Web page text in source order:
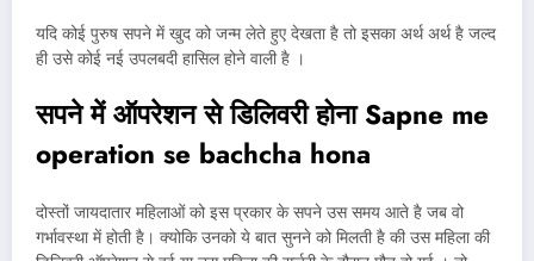
यदि कोई पुरुष सपने में खुद को जन्म लेते हुए देखता है तो इसका अर्थ अर्थ है जल्द
ही उसे कोई नई उपलबदी हासिल होने वाली है ।
सपने में ऑपरेशन से डिलिवरी होना Sapne me
operation se bachcha hona
दोस्तों जायदातार महिलाओं को इस प्रकार के सपने उस समय आते है जब वो
गर्भावस्था में होती है। क्योकि उनको ये बात सुनने को मिलती है की उस महिला की